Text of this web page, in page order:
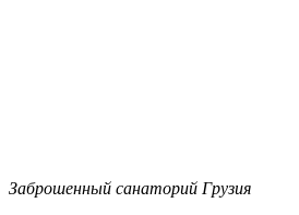
Заброшенный санаторий Грузия